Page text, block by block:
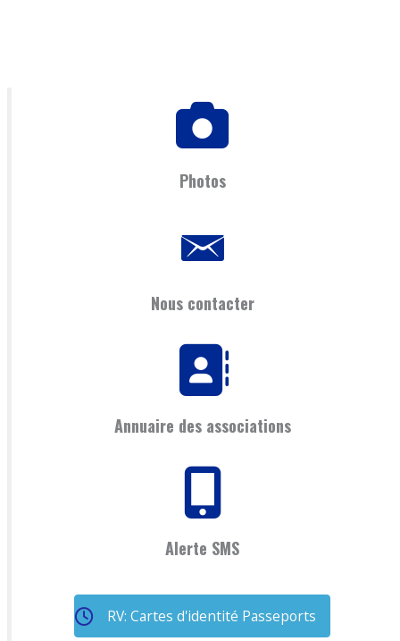
Photos
Nous contacter
Annuaire des associations
Alerte SMS
RV: Cartes d'identité Passeports